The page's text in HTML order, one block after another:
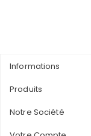
Informations
Produits
Notre Société